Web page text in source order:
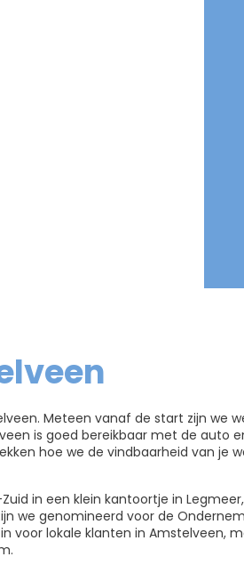
Meteen vanaf de start zijn we
is goed bereikbaar met de auto
hoe we de vindbaarheid van je
in een klein kantoortje in
we genomineerd voor de
voor lokale klanten in Amstelveen,